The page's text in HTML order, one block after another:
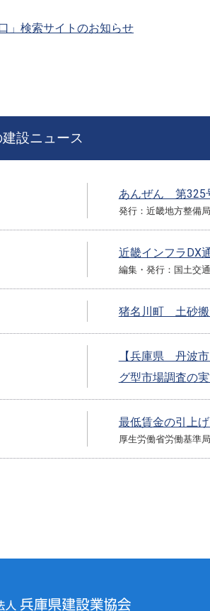
」検索サイトのお知らせ
設ニュース
あんぜん 第325
発行：近畿地方整備
近畿インフラDX
編集・発行：国土交
猪名川町 土砂搬
【兵庫県 丹波
グ型市場調査の
最低賃金の引上
厚生労働省労働基準